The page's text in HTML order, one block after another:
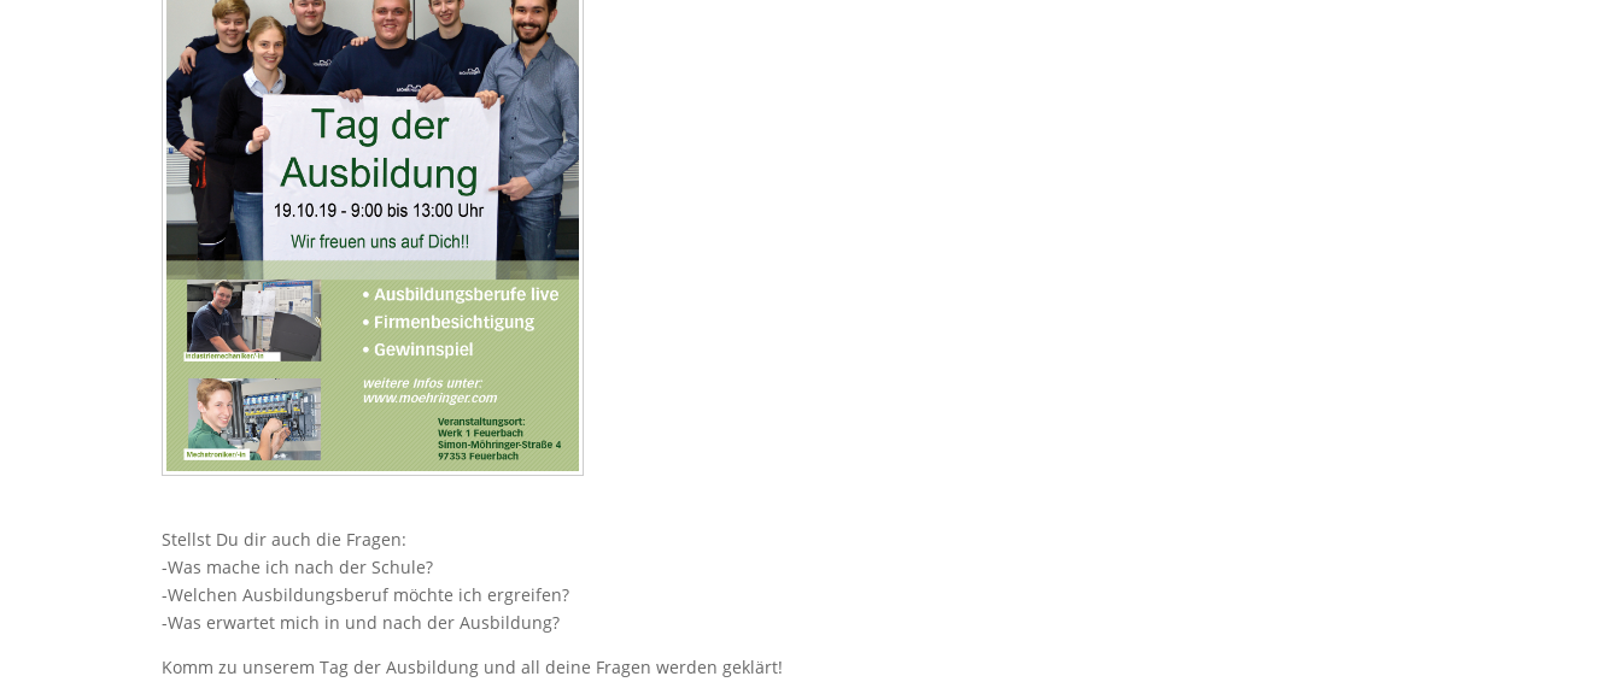
Stellst Du dir auch die Fragen:
-Was mache ich nach der Schule?
-Welchen Ausbildungsberuf möchte ich ergreifen?
-Was erwartet mich in und nach der Ausbildung?
Komm zu unserem Tag der Ausbildung und all deine Fragen werden geklärt!